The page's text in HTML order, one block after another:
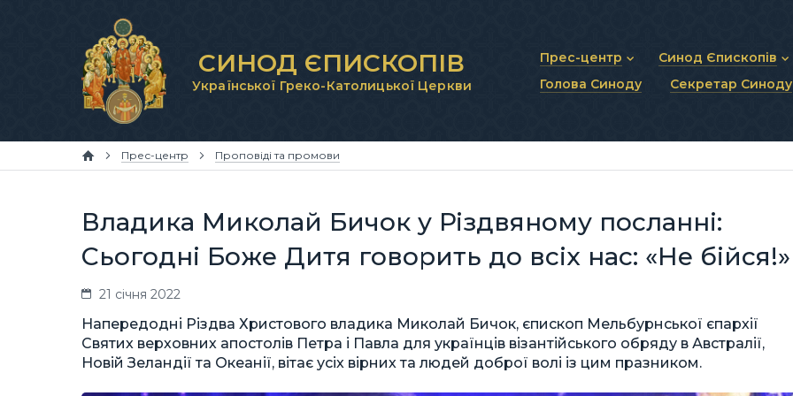
СИНОД ЄПИСКОПІВ
Української Греко-Католицької Церкви
Прес-центр
Новини та анонси
Синод Єпископів
Статут Синоду
Синодальні органи
Голова Синоду Секретар Синоду
Прес-центр Проповіді та промови
Владика Миколай Бичок у Різдвяному посланні:
Сьогодні Боже Дитя говорить до всіх нас: «Не бійся!»
21 січня 2022
Напередодні Різдва Христового владика Миколай Бичок, єпископ Мельбурнської єпархії
Святих верховних апостолів Петра і Павла для українців візантійського обряду в Австралії,
Новій Зеландії та Океанії, вітає усіх вірних та людей доброї волі із цим празником.